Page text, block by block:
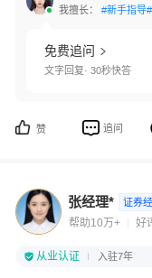
我擅长： #新手指导#
免费追问
文字回复· 30秒快答
赞 追问
张经理* 证券
帮助10万+ 好
从业认证 入驻7年